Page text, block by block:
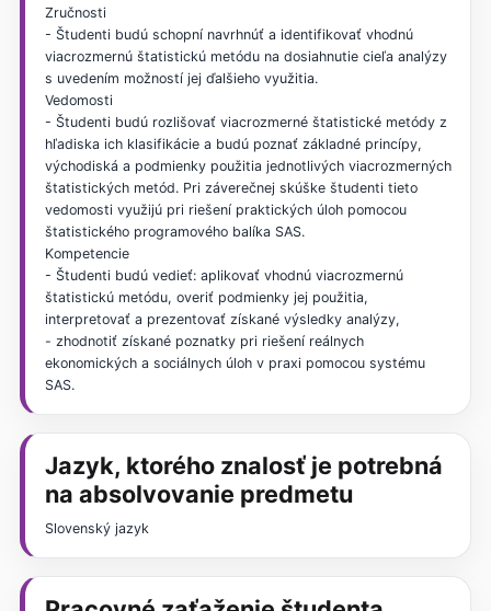
Zručnosti
- Študenti budú schopní navrhnúť a identifikovať vhodnú
viacrozmernú štatistickú metódu na dosiahnutie cieľa analýzy
s uvedením možností jej ďalšieho využitia.
Vedomosti
- Študenti budú rozlišovať viacrozmerné štatistické metódy z
hľadiska ich klasifikácie a budú poznať základné princípy,
východiská a podmienky použitia jednotlivých viacrozmerných
štatistických metód. Pri záverečnej skúške študenti tieto
vedomosti využijú pri riešení praktických úloh pomocou
štatistického programového balíka SAS.
Kompetencie
- Študenti budú vedieť: aplikovať vhodnú viacrozmernú
štatistickú metódu, overiť podmienky jej použitia,
interpretovať a prezentovať získané výsledky analýzy,
- zhodnotiť získané poznatky pri riešení reálnych
ekonomických a sociálnych úloh v praxi pomocou systému
SAS.
Jazyk, ktorého znalosť je potrebná
na absolvovanie predmetu
Slovenský jazyk